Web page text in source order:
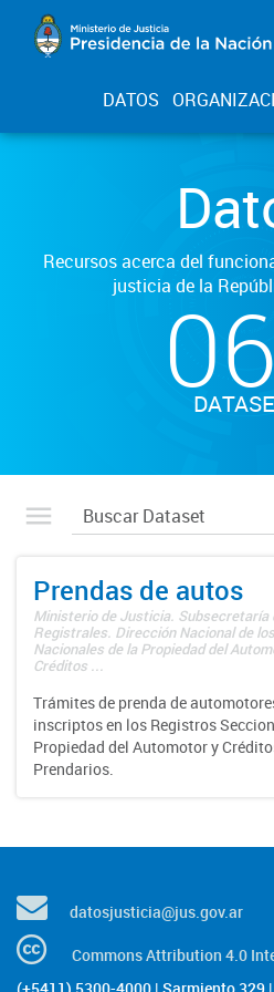
DATOS
Recursos acerca del
justicia de la
Prendas de autos
Ministerio de Justicia. Subsecretaría
Registrales. Dirección Nacional de
Nacionales de la Propiedad del
Créditos ...
Trámites de prenda de
inscriptos en los Registros
Propiedad del Automotor y
Prendarios.
datosjusticia@jus.gov.ar
Commons Attribution 4.0